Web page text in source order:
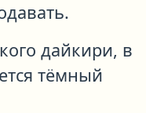
дайкири, в
тёмный